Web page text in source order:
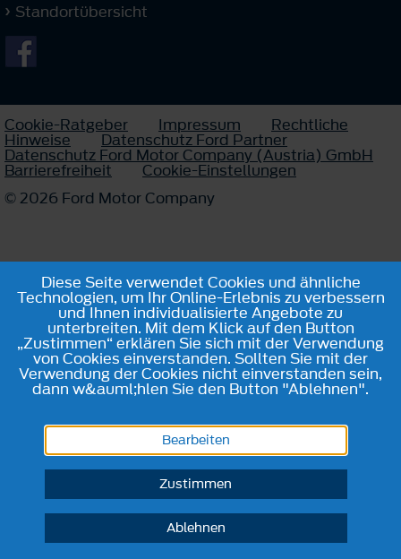
Standortübersicht
Cookie-Ratgeber Impressum Rechtliche
Hinweise Datenschutz Ford Partner
Datenschutz Ford Motor Company (Austria) GmbH
Barrierefreiheit
Cookie-Einstellungen
© 2026 Ford Motor Company
Diese Seite verwendet Cookies und ähnliche
Technologien, um Ihr Online-Erlebnis zu verbessern
und Ihnen individualisierte Angebote zu
unterbreiten. Mit dem Klick auf den Button
„Zustimmen“ erklären Sie sich mit der Verwendung
von Cookies einverstanden. Sollten Sie mit der
Verwendung der Cookies nicht einverstanden sein,
dann w&auml;hlen Sie den Button "Ablehnen".
Bearbeiten
Zustimmen
Ablehnen